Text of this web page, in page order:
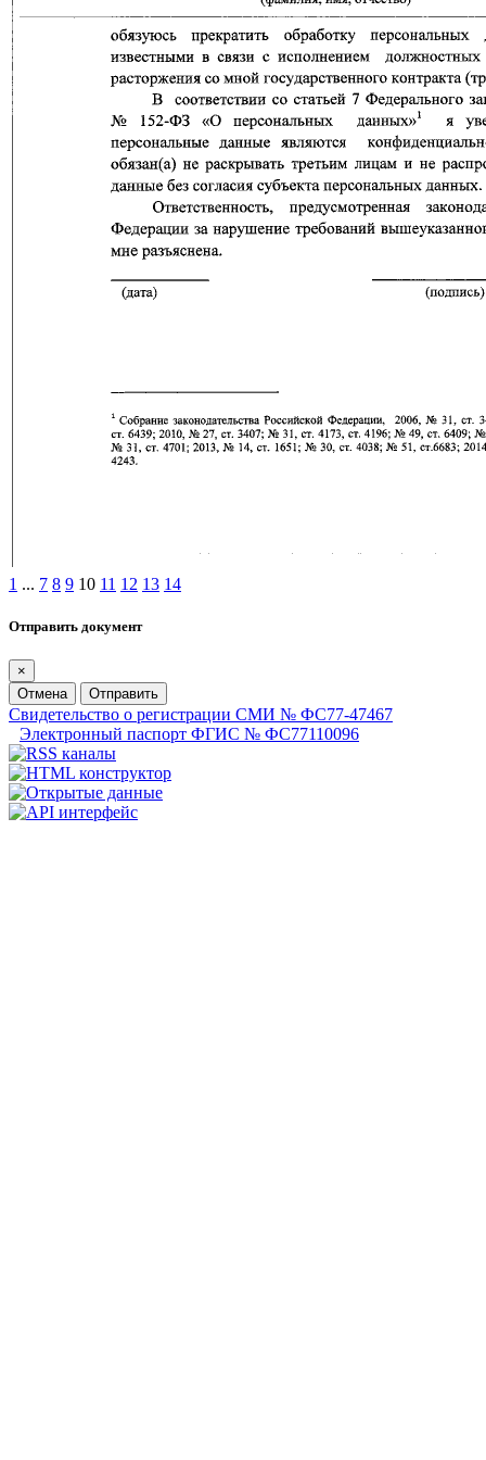
1 ... 7 8 9 10 11 12 13 14
Отправить документ
×
Отмена
Отправить
Свидетельство о регистрации СМИ № ФС77-47467
Электронный паспорт ФГИС № ФС77110096